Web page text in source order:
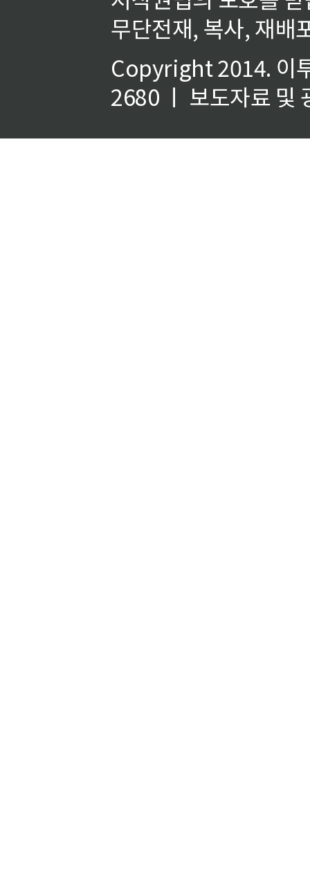
무단전재, 복사, 재배
Copyright 2014. 이
2680 ㅣ 보도자료